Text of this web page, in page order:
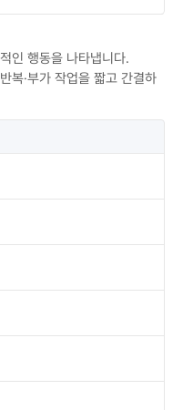
인 행동을 나타냅니다.
복·부가 작업을 짧고 간결하